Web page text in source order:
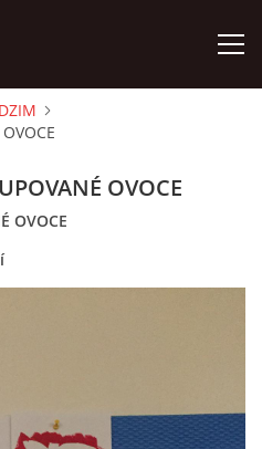
OVOCE
OVOCE